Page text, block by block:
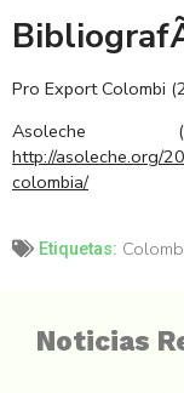
Pro Export Colombi
Asoleche
http://asoleche.org/
colombia/
Etiquetas:
Noticias